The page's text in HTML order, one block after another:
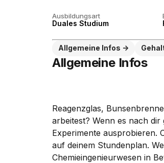
Ausbildungsart
Duales Studium
Allgemeine Infos
Allgemeine Infos
Reagenzglas,
arbeitest? Wenn es nach
Experimente ausprobieren.
auf deinem Stundenplan.
Chemieingenieurwesen in